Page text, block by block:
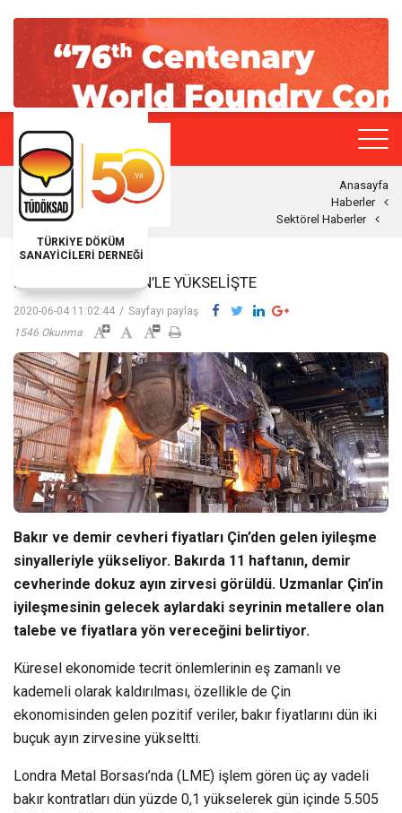
TÜRKİYE DÖKÜM
SANAYİCİLERİ DERNEĞİ
Anasayfa
Haberler
Sektörel Haberler
BAKIR VE DEMIR ÇIN’LE YÜKSELIŞTE
2020-06-04 11:02:44 / Sayfayı paylaş
1546 Okunma
Bakır ve demir cevheri fiyatları Çin’den gelen iyileşme
sinyalleriyle yükseliyor. Bakırda 11 haftanın, demir
cevherinde dokuz ayın zirvesi görüldü. Uzmanlar Çin’in
iyileşmesinin gelecek aylardaki seyrinin metallere olan
talebe ve fiyatlara yön vereceğini belirtiyor.
Küresel ekonomide tecrit önlemlerinin eş zamanlı ve
kademeli olarak kaldırılması, özellikle de Çin
ekonomisinden gelen pozitif veriler, bakır fiyatlarını dün iki
buçuk ayın zirvesine yükseltti.
Londra Metal Borsası’nda (LME) işlem gören üç ay vadeli
bakır kontratları dün yüzde 0,1 yükselerek gün içinde 5.505